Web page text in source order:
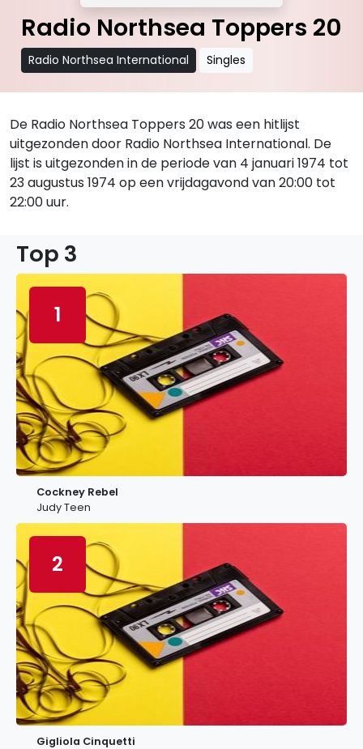
Radio Northsea Toppers 20
Radio Northsea International Singles
De Radio Northsea Toppers 20 was een hitlijst
uitgezonden door Radio Northsea International. De
lijst is uitgezonden in de periode van 4 januari 1974 tot
23 augustus 1974 op een vrijdagavond van 20:00 tot
22:00 uur.
Top 3
1
Cockney Rebel
Judy Teen
2
Gigliola Cinquetti